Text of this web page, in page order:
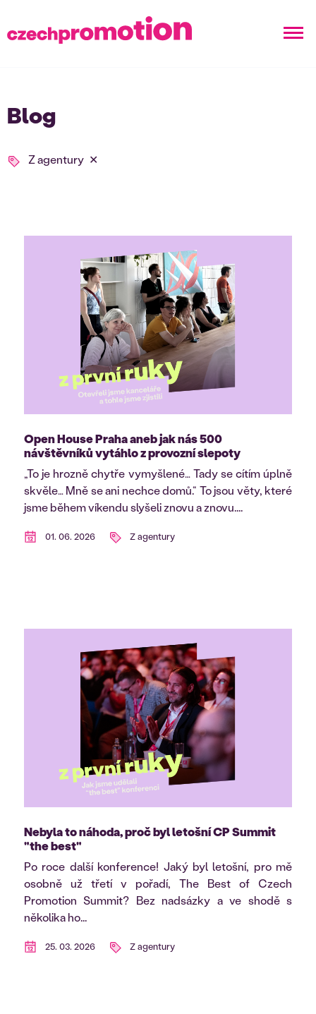
Blog
Z agentury ✕
Open House Praha aneb jak nás 500
návštěvníků vytáhlo z provozní slepoty
„To je hrozně chytře vymyšlené… Tady se cítím úplně
skvěle… Mně se ani nechce domů.“ To jsou věty, které
jsme během víkendu slyšeli znovu a znovu....
01. 06. 2026 Z agentury
Nebyla to náhoda, proč byl letošní CP Summit
"the best"
Po roce další konference! Jaký byl letošní, pro mě
osobně už třetí v pořadí, The Best of Czech
Promotion Summit? Bez nadsázky a ve shodě s
několika ho...
25. 03. 2026 Z agentury